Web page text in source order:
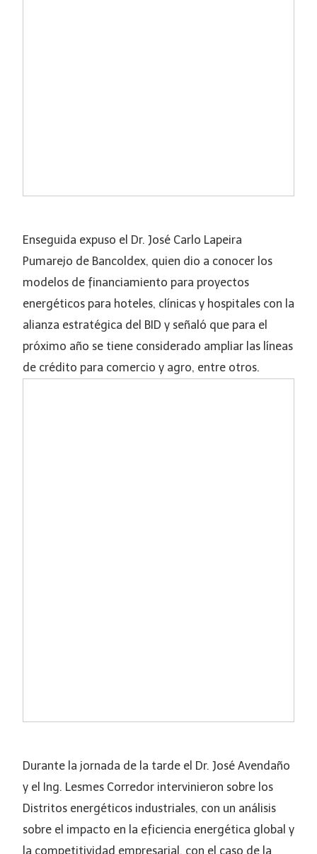
Enseguida expuso el Dr. José Carlo Lapeira
Pumarejo de Bancoldex, quien dio a conocer los
modelos de financiamiento para proyectos
energéticos para hoteles, clínicas y hospitales con la
alianza estratégica del BID y señaló que para el
próximo año se tiene considerado ampliar las líneas
de crédito para comercio y agro, entre otros.
Durante la jornada de la tarde el Dr. José Avendaño
y el Ing. Lesmes Corredor intervinieron sobre los
Distritos energéticos industriales, con un análisis
sobre el impacto en la eficiencia energética global y
la competitividad empresarial, con el caso de la